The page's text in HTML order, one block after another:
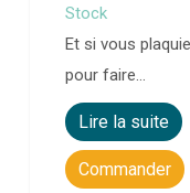
Stock
Et si vous
pour faire…
Lire la suite
Commander